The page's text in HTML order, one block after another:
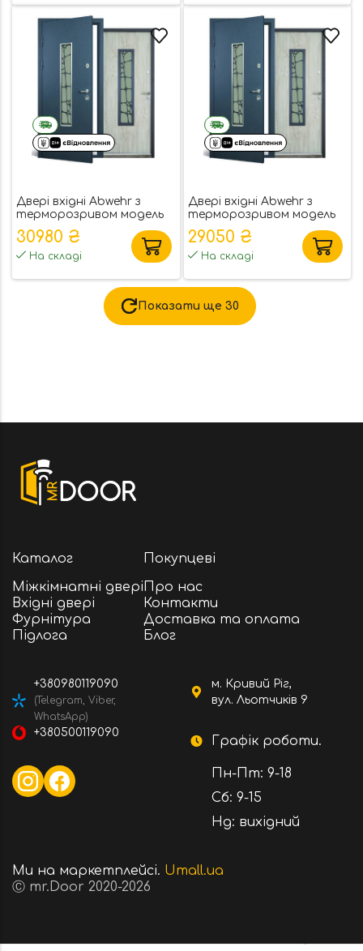
Двері вхідні Abwehr з
терморозривом модель
Nordi Glass
30980 ₴
На складі
Двері вхідні Abwehr з
терморозривом модель
Solid Glass
29050 ₴
На складі
Показати ще 30
Каталог
Міжкімнатні двері
Вхідні двері
Фурнітура
Підлога
Покупцеві
Про нас
Контакти
Доставка та оплата
Блог
м. Кривий Ріг,
вул. Льотчиків 9
Графік роботи.
Пн-Пт: 9-18
Сб: 9-15
Нд: вихідний
+380980119090
(Telegram, Viber,
WhatsApp)
+380500119090
Ⓒ mr.Door 2020-2026
Ми на маркетплейсі. Umall.ua